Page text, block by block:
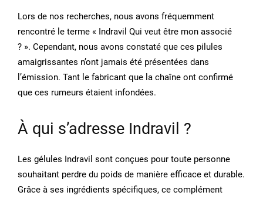
Lors de nos recherches, nous avons fréquemment
rencontré le terme « Indravil Qui veut être mon associé
? ». Cependant, nous avons constaté que ces pilules
amaigrissantes n’ont jamais été présentées dans
l’émission. Tant le fabricant que la chaîne ont confirmé
que ces rumeurs étaient infondées.
À qui s’adresse Indravil ?
Les gélules Indravil sont conçues pour toute personne
souhaitant perdre du poids de manière efficace et durable.
Grâce à ses ingrédients spécifiques, ce complément